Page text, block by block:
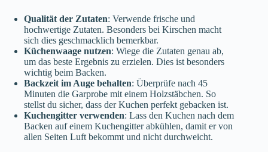
Qualität der Zutaten: Verwende frische und
hochwertige Zutaten. Besonders bei Kirschen macht
sich dies geschmacklich bemerkbar.
Küchenwaage nutzen: Wiege die Zutaten genau ab,
um das beste Ergebnis zu erzielen. Dies ist besonders
wichtig beim Backen.
Backzeit im Auge behalten: Überprüfe nach 45
Minuten die Garprobe mit einem Holzstäbchen. So
stellst du sicher, dass der Kuchen perfekt gebacken ist.
Kuchengitter verwenden: Lass den Kuchen nach dem
Backen auf einem Kuchengitter abkühlen, damit er von
allen Seiten Luft bekommt und nicht durchweicht.